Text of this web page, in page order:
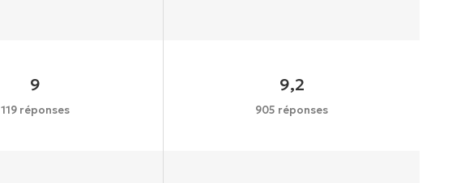
9
119 réponses
9,2
905 réponses